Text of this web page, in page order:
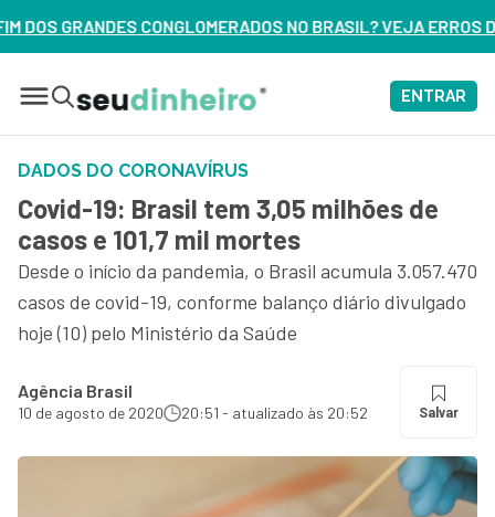
NO BRASIL? VEJA ERROS DE 3 DELES – ASSISTA
ENTRAR
DADOS DO CORONAVÍRUS
Covid-19: Brasil tem 3,05 milhões de
casos e 101,7 mil mortes
Desde o início da pandemia, o Brasil acumula 3.057.470
casos de covid-19, conforme balanço diário divulgado
hoje (10) pelo Ministério da Saúde
Agência Brasil
10 de agosto de 2020 20:51 - atualizado às 20:52 Salvar